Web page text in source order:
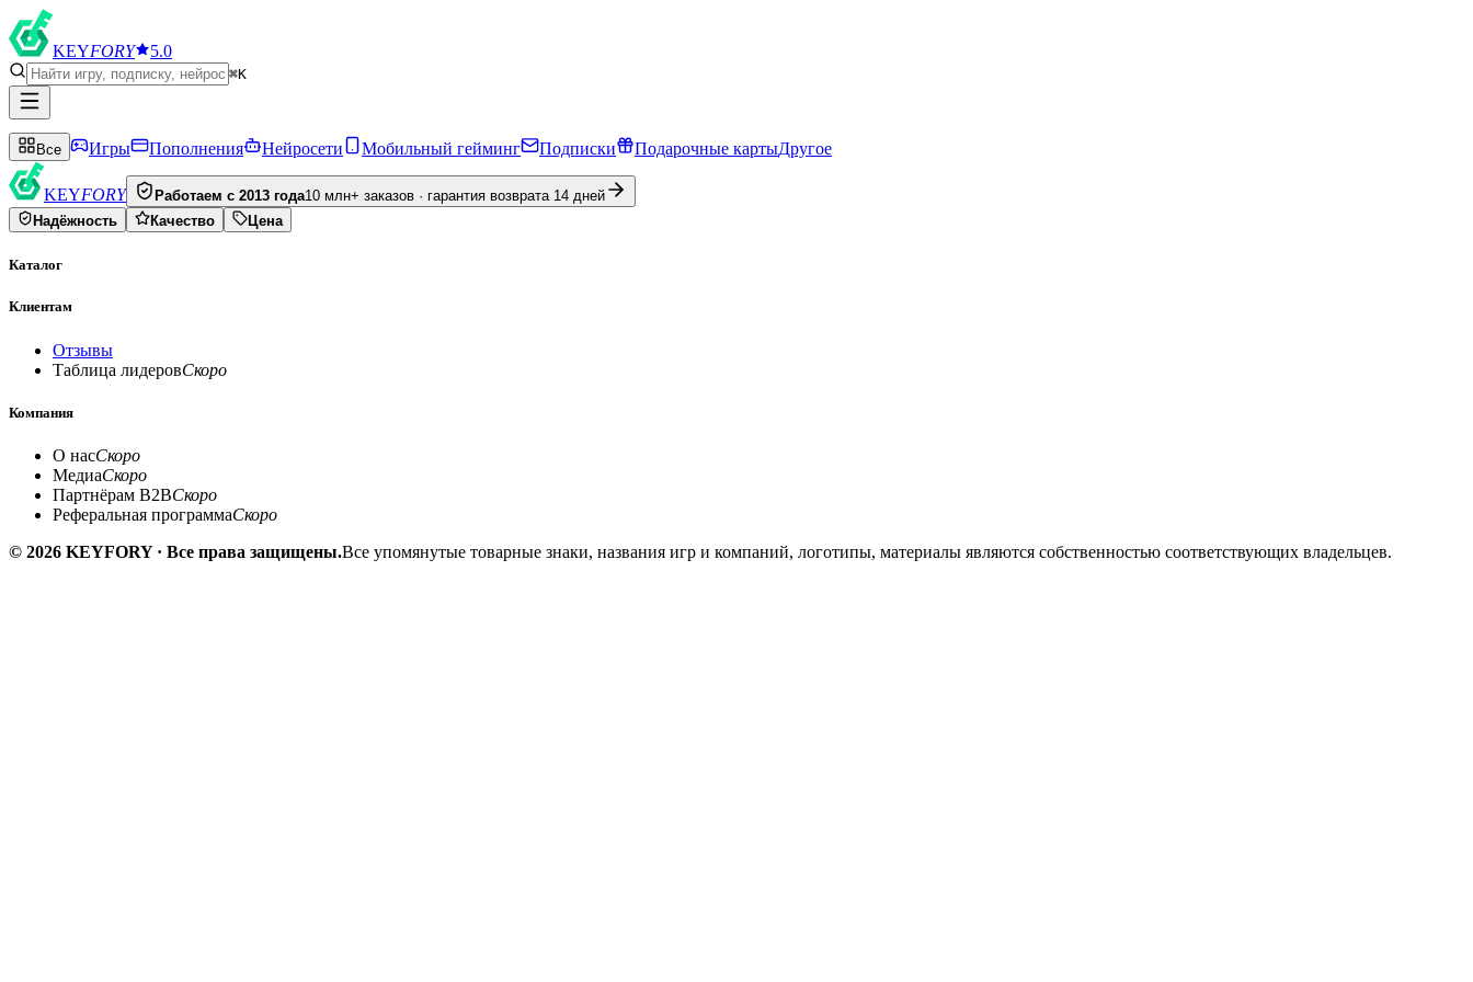
KEYFORY 5.0
⌘K
Все Игры Пополнения Нейросети Мобильный гейминг Подписки Подарочные картыДругое
KEYFORY Работаем с 2013 года10 млн+ заказов · гарантия возврата 14 дней
Надёжность
Качество Цена
Каталог
Клиентам
Отзывы
Таблица лидеровСкоро
Компания
О насСкоро
МедиаСкоро
Партнёрам B2BСкоро
Реферальная программаСкоро
© 2026 KEYFORY · Все права защищены.Все упомянутые товарные знаки, названия игр и компаний, логотипы, материалы являются собственностью соответствующих владельцев.